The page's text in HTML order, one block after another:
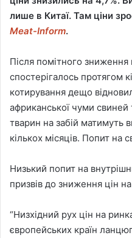
o
n
e
m
лише в Китаї. Там ціни
Meat-Inform.
Після помітного зниження
спостерігалось протягом
котирування дещо
африканської чуми свиней
тварин на забій матимуть
кількох місяців. Попит на
Низький попит на
призвів до зниження цін
“Низхідний рух цін на
європейських країн